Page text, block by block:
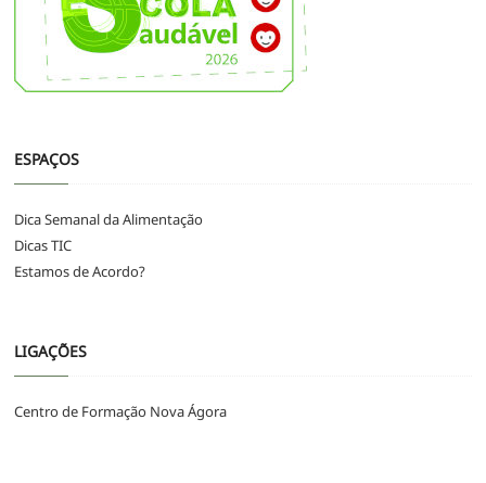
ESPAÇOS
Dica Semanal da Alimentação
Dicas TIC
Estamos de Acordo?
LIGAÇÕES
Centro de Formação Nova Ágora